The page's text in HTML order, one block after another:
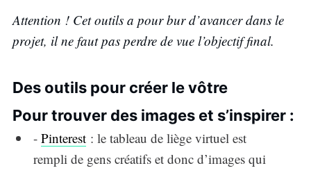
Attention ! Cet outils a pour bur d’avancer dans le
projet, il ne faut pas perdre de vue l’objectif final.
Des outils pour créer le vôtre
Pour trouver des images et s’inspirer :
-Pinterest : le tableau de liège virtuel est
rempli de gens créatifs et donc d’images qui